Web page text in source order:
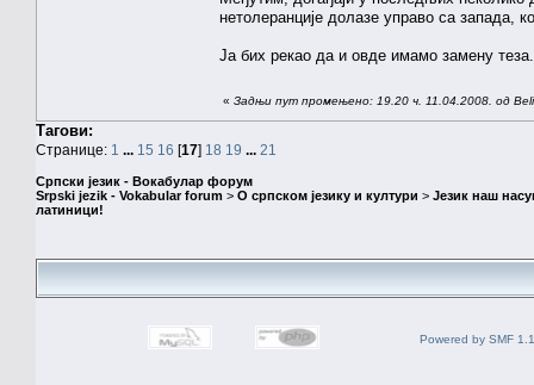
нетолеранције долазе управо са запада,
Ја бих рекао да и овде имамо замену теза.
« Задњи пут промењено: 19.20 ч. 11.04.2008. од Beli
Тагови:
Странице: 1 ... 15 16 [17] 18 19 ... 21
Српски језик - Вокабулар форум
Srpski jezik - Vokabular forum > О српском језику и култури > Језик наш
латиници!
Powered by SMF